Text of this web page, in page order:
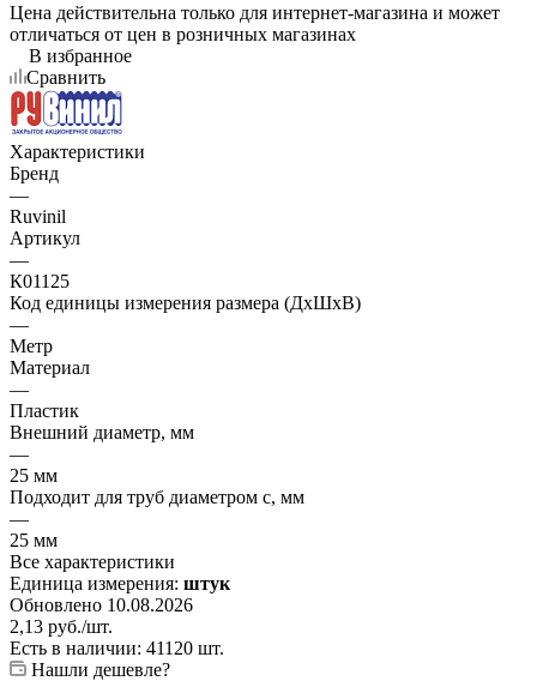
Цена действительна только для интернет-магазина и может
отличаться от цен в розничных магазинах
В избранное
Сравнить
Характеристики
Бренд
—
Ruvinil
Артикул
—
К01125
Код единицы измерения размера (ДхШхВ)
—
Метр
Материал
—
Пластик
Внешний диаметр, мм
—
25 мм
Подходит для труб диаметром с, мм
—
25 мм
Все характеристики
Единица измерения: штук
Обновлено 10.08.2026
2,13 руб./шт.
Есть в наличии: 41120 шт.
Нашли дешевле?